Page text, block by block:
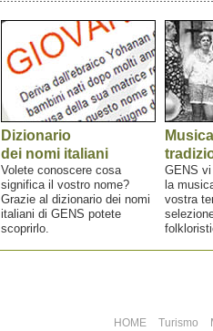
Dizionario
dei nomi italiani
Volete conoscere cosa
significa il vostro nome?
Grazie al dizionario dei nomi
italiani di GENS potete
scoprirlo.
Musica
GENS
la
vostra
HOME Turismo